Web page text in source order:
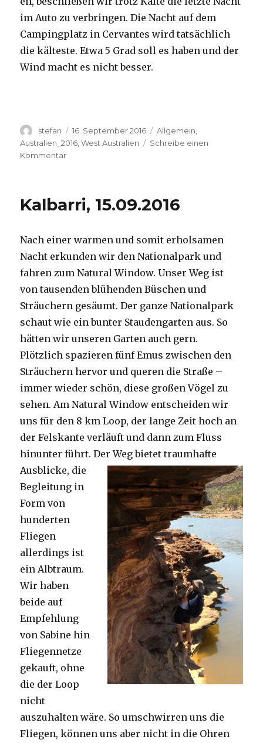
im Auto zu verbringen. Die Nacht auf dem
Campingplatz in Cervantes wird tatsächlich
die kälteste. Etwa 5 Grad soll es haben und der
Wind macht es nicht besser.
Autor
stefan
Veröffentlicht
am
16. September 2016 Kategorien
Allgemein
Australien_2016 ,West Australien
Schreibe einen
Kommentarzu
Kalbarri, 15.09.2016
Nach einer warmen und somit erholsamen
Nacht erkunden wir den Nationalpark und
fahren zum Natural Window. Unser Weg ist
von tausenden blühenden Büschen und
Sträuchern gesäumt. Der ganze Nationalpark
schaut wie ein bunter Staudengarten aus. So
hätten wir unseren Garten auch gern.
Plötzlich spazieren fünf Emus zwischen den
Sträuchern hervor und queren die Straße –
immer wieder schön, diese großen Vögel zu
sehen. Am Natural Window entscheiden wir
uns für den 8 km Loop, der lange Zeit hoch an
der Felskante verläuft und dann zum Fluss
hinunter führt. Der Weg bietet traumhafte
Ausblicke, die
Begleitung in
Form von
hunderten
Fliegen
allerdings ist
ein Albtraum.
Wir haben
beide auf
Empfehlung
von Sabine hin
Fliegennetze
gekauft, ohne
die der Loop
nicht
auszuhalten wäre. So umschwirren uns die
Fliegen, können uns aber nicht in die Ohren